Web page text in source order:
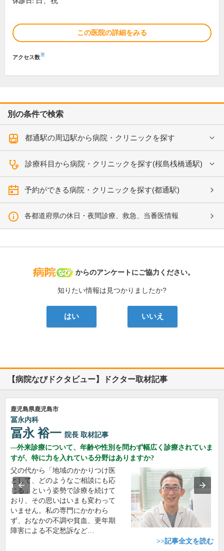
この医院の詳細をみる
アクセス数※
別の条件で検索
都通駅の周辺駅から病院・クリニックを探す
診療科目から病院・クリニックを探す(桜島桟橋通駅)
予約ができる病院・クリニックを探す(都通駅)
各都道府県の休日・夜間診療、救急、当番医情報
病院なび
からのアンケートにご協力ください。
知りたい情報は見つかりましたか?
はい いいえ
【病院なびドクタビュー】ドクター取材記事
鹿児島県鹿児島市
冨永内科
冨永 裕一 院長 取材記事
外来診療について、年齢や性別を問わず幅広く診療されていま
すが、特に力を入れている分野はありますか?
父の代から「地域のかかりつけ医
として、どのようなご相談にも応
じる」という姿勢で診療を続けて
おり、その思いはいまも変わって
いません。私の専門にかかわら
ず、おなかの不調や貧血、更年期
障害による不定愁訴など…
>>記事全文を読む